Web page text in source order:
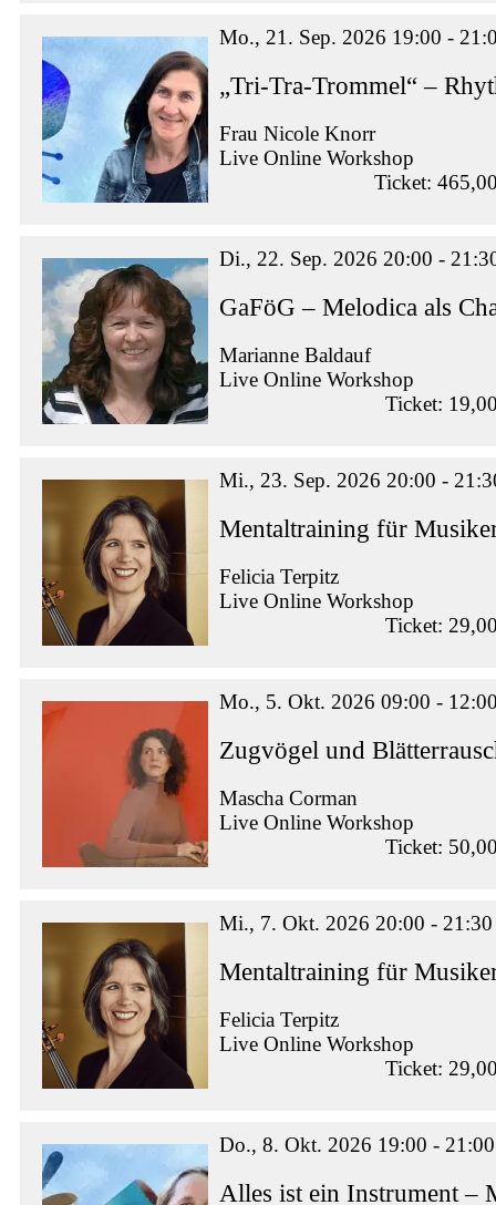
Mo., 21. Sep. 2026 19:00 -
„Tri-Tra-Trommel“ –
Frau Nicole Knorr
Live Online Workshop
Ticket:
Di., 22. Sep. 2026 20:00 -
GaFöG – Melodica als
Marianne Baldauf
Live Online Workshop
Ticket:
Mi., 23. Sep. 2026 20:00 -
Mentaltraining für
Felicia Terpitz
Live Online Workshop
Ticket:
Mo., 5. Okt. 2026 09:00 -
Zugvögel und
Mascha Corman
Live Online Workshop
Ticket:
Mi., 7. Okt. 2026 20:00 - 21:30
Mentaltraining für
Felicia Terpitz
Live Online Workshop
Ticket:
Do., 8. Okt. 2026 19:00 - 21:00
Alles ist ein Instrument –